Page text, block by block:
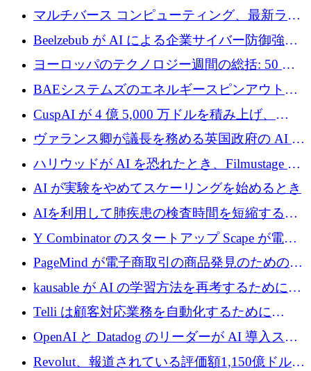
ン コンピューティングに対する DFINITY の
ビジョン
マルチバース コンピューティング、最新ラウ
ンドで最大 5 億 7,000 万ドルを目標
Beelzebub が AI による企業サイバー防御強化
のために 300 万ユーロを調達
ヨーロッパのテクノロジー週間の総括: 50 以
上の取引に 10 億ユーロ以上を投資
BAEシステムズのエネルギースピンアウト原
子力タービンが1500万ポンドの資金調達でス
テルスから浮上
CuspAI が 4 億 5,000 万ドルを積み上げ、
Resist.UA が 5,000 万ユーロの基金を立ち上
げ、DSIT が廃止される
ヴァランス卿が議長を務める英国政府の AI タ
スクフォースが発足
ハリウッドが AI を恐れたとき、Filmustage は
代わりにプリプロダクションに賭けました
AI が実験をやめてスケーリングを始めるとき
AIを利用して肺疾患の検査時間を短縮する英
国のヘルステック挑戦者が1900万ドルを獲得
Y Combinator のスタートアップ Scape が電子
メールを再考するために 320 万ドルを調達し
てステルスから浮上
PageMind が電子商取引の商品発見のための
AI を拡張するために 120 万ユーロを調達
kausable が AI の学習方法を再考するために
1,200 万ユーロを調達
Telli は顧客対応業務を自動化するために
1,500 万ドルのシードを確保
OpenAI と Datadog のリーダーが AI 導入スタ
ートアップ Arrakis を支援
Revolut、報道されている評価額1,150億ドルで